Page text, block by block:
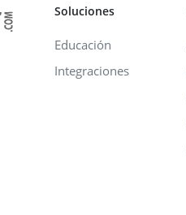
Soluciones
Educación
Integraciones